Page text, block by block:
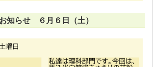
知らせ ６月６日（土）